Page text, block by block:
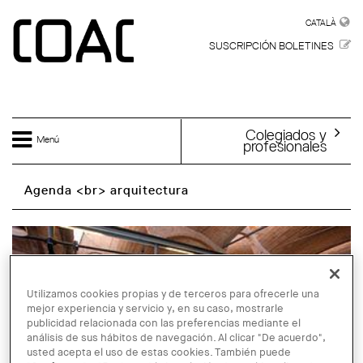
CATALÀ
SUSCRIPCIÓN BOLETINES
Menú Colegiados y
profesionales
Agenda <br> arquitectura
Utilizamos cookies propias y de terceros para ofrecerle una
mejor experiencia y servicio y, en su caso, mostrarle
publicidad relacionada con las preferencias mediante el
análisis de sus hábitos de navegación. Al clicar "De acuerdo",
usted acepta el uso de estas cookies. También puede